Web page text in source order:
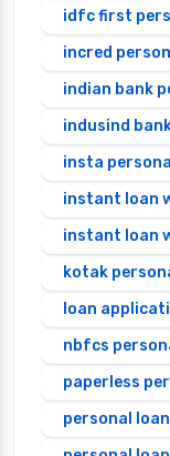
idfc first
incred
indian bank
indusind
insta
instant loan
instant loan
kotak
loan
nbfcs
paperless
personal